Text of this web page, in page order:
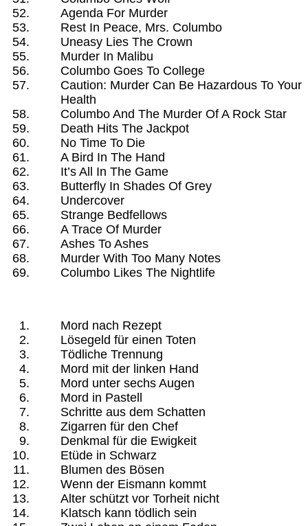
Agenda For Murder
Rest In Peace, Mrs. Columbo
Uneasy Lies The Crown
Murder In Malibu
Columbo Goes To College
Caution: Murder Can Be Hazardous To Your
Health
Columbo And The Murder Of A Rock Star
Death Hits The Jackpot
No Time To Die
A Bird In The Hand
It’s All In The Game
Butterfly In Shades Of Grey
Undercover
Strange Bedfellows
A Trace Of Murder
Ashes To Ashes
Murder With Too Many Notes
Columbo Likes The Nightlife
Mord nach Rezept
Lösegeld für einen Toten
Tödliche Trennung
Mord mit der linken Hand
Mord unter sechs Augen
Mord in Pastell
Schritte aus dem Schatten
Zigarren für den Chef
Denkmal für die Ewigkeit
Etüde in Schwarz
Blumen des Bösen
Wenn der Eismann kommt
Alter schützt vor Torheit nicht
Klatsch kann tödlich sein